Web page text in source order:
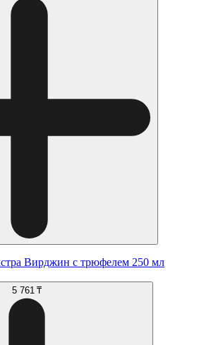
Вирджин с трюфелем 250 мл
5 761 ₸